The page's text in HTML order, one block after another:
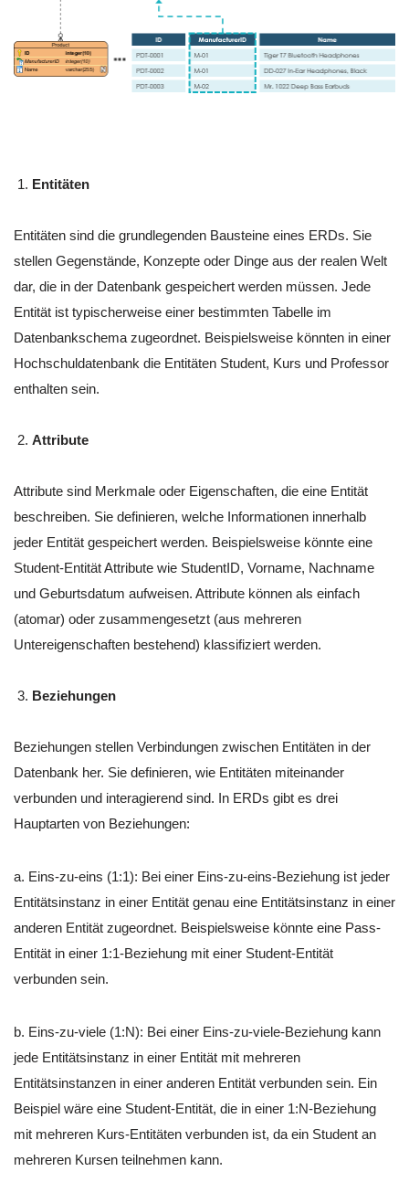
Entitäten
Entitäten sind die grundlegenden Bausteine eines ERDs. Sie
stellen Gegenstände, Konzepte oder Dinge aus der realen Welt
dar, die in der Datenbank gespeichert werden müssen. Jede
Entität ist typischerweise einer bestimmten Tabelle im
Datenbankschema zugeordnet. Beispielsweise könnten in einer
Hochschuldatenbank die Entitäten Student, Kurs und Professor
enthalten sein.
Attribute
Attribute sind Merkmale oder Eigenschaften, die eine Entität
beschreiben. Sie definieren, welche Informationen innerhalb
jeder Entität gespeichert werden. Beispielsweise könnte eine
Student-Entität Attribute wie StudentID, Vorname, Nachname
und Geburtsdatum aufweisen. Attribute können als einfach
(atomar) oder zusammengesetzt (aus mehreren
Untereigenschaften bestehend) klassifiziert werden.
Beziehungen
Beziehungen stellen Verbindungen zwischen Entitäten in der
Datenbank her. Sie definieren, wie Entitäten miteinander
verbunden und interagierend sind. In ERDs gibt es drei
Hauptarten von Beziehungen:
a. Eins-zu-eins (1:1): Bei einer Eins-zu-eins-Beziehung ist jeder
Entitätsinstanz in einer Entität genau eine Entitätsinstanz in einer
anderen Entität zugeordnet. Beispielsweise könnte eine Pass-
Entität in einer 1:1-Beziehung mit einer Student-Entität
verbunden sein.
b. Eins-zu-viele (1:N): Bei einer Eins-zu-viele-Beziehung kann
jede Entitätsinstanz in einer Entität mit mehreren
Entitätsinstanzen in einer anderen Entität verbunden sein. Ein
Beispiel wäre eine Student-Entität, die in einer 1:N-Beziehung
mit mehreren Kurs-Entitäten verbunden ist, da ein Student an
mehreren Kursen teilnehmen kann.